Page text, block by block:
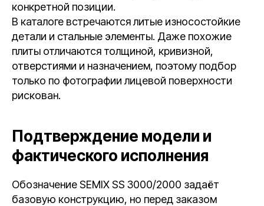
конкретной позиции.
В каталоге встречаются литые износостойкие
детали и стальные элементы. Даже похожие
плиты отличаются толщиной, кривизной,
отверстиями и назначением, поэтому подбор
только по фотографии лицевой поверхности
рискован.
Подтверждение модели и
фактического исполнения
Обозначение SEMIX SS 3000/2000 задаёт
базовую конструкцию, но перед заказом